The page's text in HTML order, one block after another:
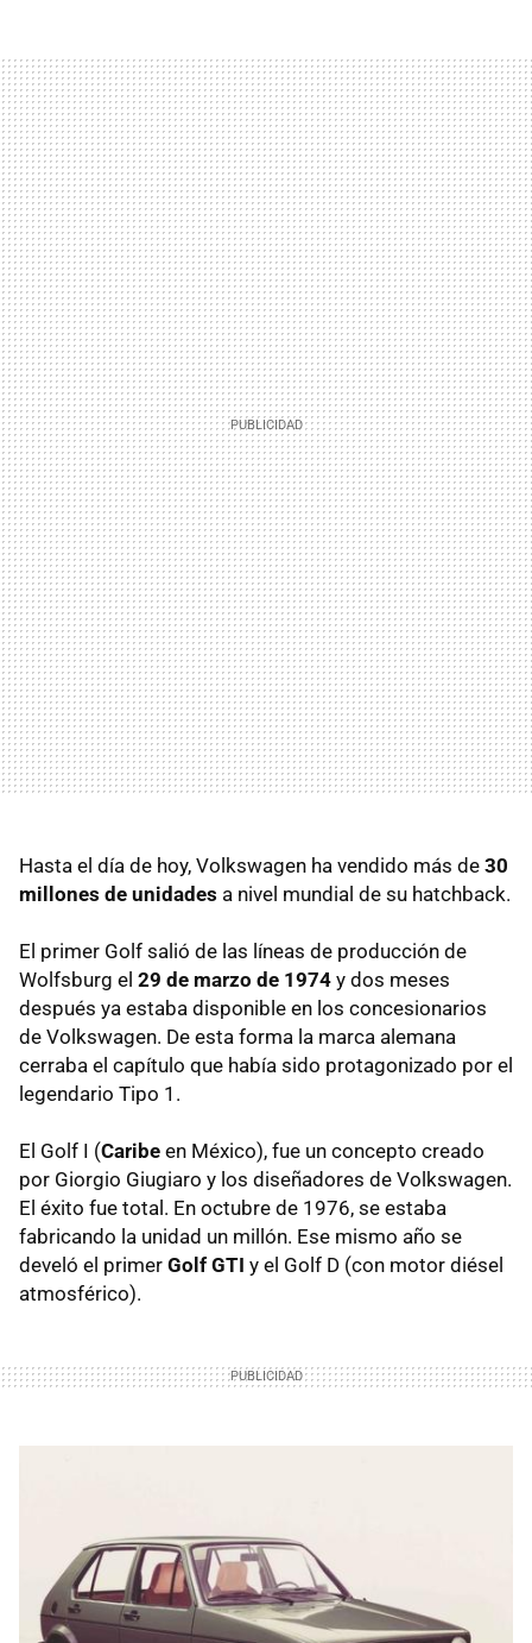
Hasta el día de hoy, Volkswagen ha vendido más de 30
millones de unidades a nivel mundial de su hatchback.
El primer Golf salió de las líneas de producción de
Wolfsburg el 29 de marzo de 1974 y dos meses
después ya estaba disponible en los concesionarios
de Volkswagen. De esta forma la marca alemana
cerraba el capítulo que había sido protagonizado por el
legendario Tipo 1.
El Golf I (Caribe en México), fue un concepto creado
por Giorgio Giugiaro y los diseñadores de Volkswagen.
El éxito fue total. En octubre de 1976, se estaba
fabricando la unidad un millón. Ese mismo año se
develó el primer Golf GTI y el Golf D (con motor diésel
atmosférico).